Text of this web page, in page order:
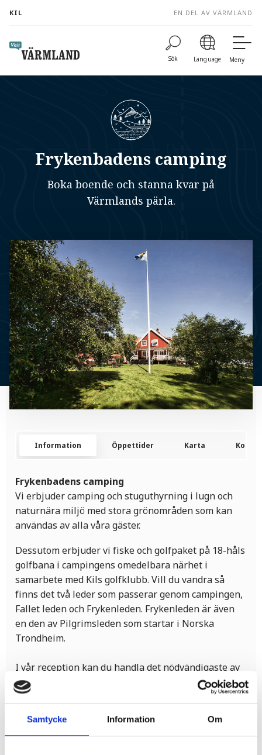
Samtycke Information Om
content
KIL EN DEL AV VÄRMLAND
Sök Language Meny
Frykenbadens camping
Boka boende och stanna kvar på
Värmlands pärla.
Information Öppettider Karta
Frykenbadens camping
Vi erbjuder camping och stuguthyrning i lugn och
naturnära miljö med stora grönområden som kan
användas av alla våra gäster.
Dessutom erbjuder vi fiske och golfpaket på 18-håls
golfbana i campingens omedelbara närhet i
samarbete med Kils golfklubb. Vill du vandra så
finns det två leder som passerar genom campingen,
Fallet leden och Frykenleden. Frykenleden är även
en den av Pilgrimsleden som startar i Norska
Trondheim.
I vår reception kan du handla det nödvändigaste av
matvaror. godis o glass. Vi har en KAMA butik med
kem och andra produkter. Du kan också hyra
Restaurang kan du äta, dricka och njuta av den
vackra utsikten över sjön Fryken.